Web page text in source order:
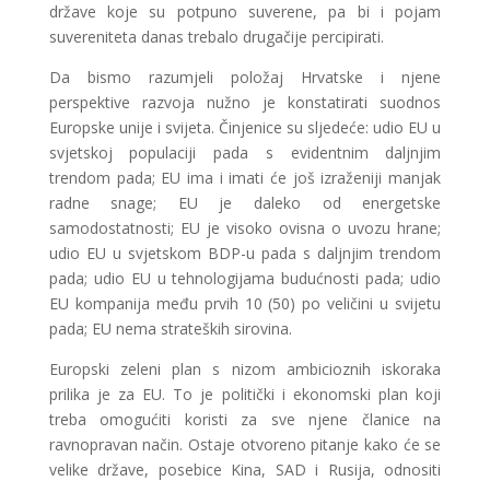
države koje su potpuno suverene, pa bi i pojam
suvereniteta danas trebalo drugačije percipirati.
Da bismo razumjeli položaj Hrvatske i njene
perspektive razvoja nužno je konstatirati suodnos
Europske unije i svijeta. Činjenice su sljedeće: udio EU u
svjetskoj populaciji pada s evidentnim daljnjim
trendom pada; EU ima i imati će još izraženiji manjak
radne snage; EU je daleko od energetske
samodostatnosti; EU je visoko ovisna o uvozu hrane;
udio EU u svjetskom BDP-u pada s daljnjim trendom
pada; udio EU u tehnologijama budućnosti pada; udio
EU kompanija među prvih 10 (50) po veličini u svijetu
pada; EU nema strateških sirovina.
Europski zeleni plan s nizom ambicioznih iskoraka
prilika je za EU. To je politički i ekonomski plan koji
treba omogućiti koristi za sve njene članice na
ravnopravan način. Ostaje otvoreno pitanje kako će se
velike države, posebice Kina, SAD i Rusija, odnositi